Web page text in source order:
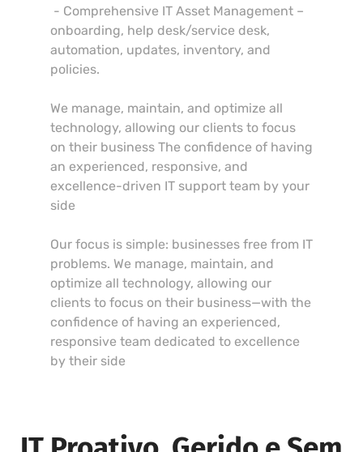
- Comprehensive IT Asset Management –
onboarding, help desk/service desk,
automation, updates, inventory, and
policies.
We manage, maintain, and optimize all
technology, allowing our clients to focus
on their business The confidence of having
an experienced, responsive, and
excellence-driven IT support team by your
side
Our focus is simple: businesses free from IT
problems. We manage, maintain, and
optimize all technology, allowing our
clients to focus on their business—with the
confidence of having an experienced,
responsive team dedicated to excellence
by their side